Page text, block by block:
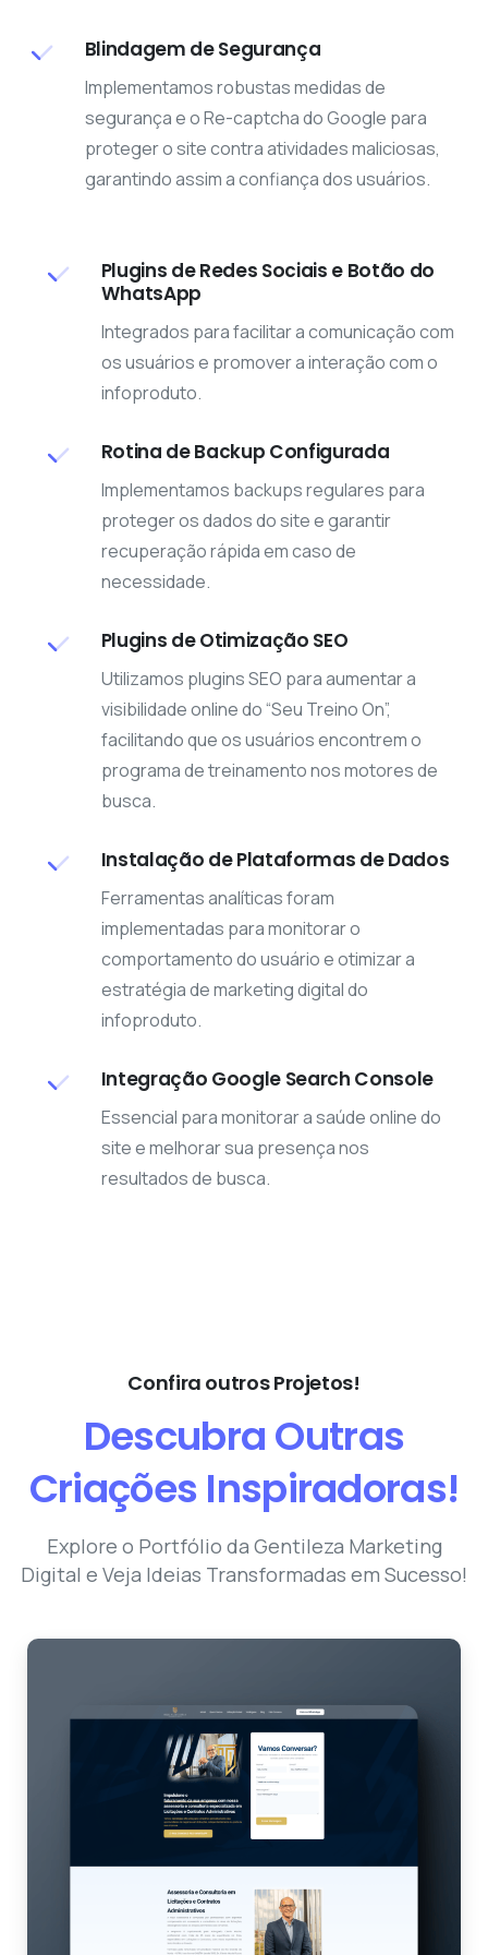
Blindagem de Segurança
Implementamos robustas medidas de
segurança e o Re-captcha do Google para
proteger o site contra atividades maliciosas,
garantindo assim a confiança dos usuários.
Plugins de Redes Sociais e Botão do
WhatsApp
Integrados para facilitar a comunicação com
os usuários e promover a interação com o
infoproduto.
Rotina de Backup Configurada
Implementamos backups regulares para
proteger os dados do site e garantir
recuperação rápida em caso de
necessidade.
Plugins de Otimização SEO
Utilizamos plugins SEO para aumentar a
visibilidade online do “Seu Treino On”,
facilitando que os usuários encontrem o
programa de treinamento nos motores de
busca.
Instalação de Plataformas de Dados
Ferramentas analíticas foram
implementadas para monitorar o
comportamento do usuário e otimizar a
estratégia de marketing digital do
infoproduto.
Integração Google Search Console
Essencial para monitorar a saúde online do
site e melhorar sua presença nos
resultados de busca.
Confira outros Projetos!
DescubraOutras
Criações Inspiradoras!
Explore o Portfólio da Gentileza Marketing
Digital e Veja Ideias Transformadas em Sucesso!